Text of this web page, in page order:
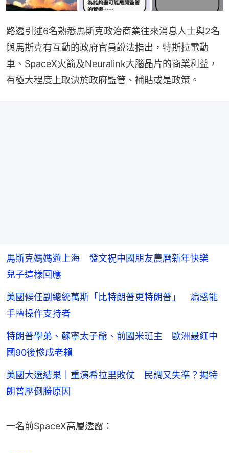
路透引述6名熟悉馬斯克政治商業往來消息人士與2名
與馬斯克有互動的政府官員說法指出，特斯拉電動
車、SpaceX火箭及Neuralink大腦晶片的商業利益，
有極大程度上取決於政府監管、補貼或是政策。
馬斯克媽媽遊上海 發文祝中國朋友農曆新年快樂
兒子這樣回應
美國候任副總統萬斯「比特朗普更特朗普」 煽惑能
手擅操作支持者
特朗普學弟、蘇寧太子爺、前國米班主 歐洲最紅中
國90後慘成老賴
美國大選結果｜重演希拉里敗仗 民調又失準？揭特
朗普壓倒勝原因
一名前SpaceX高層透露：